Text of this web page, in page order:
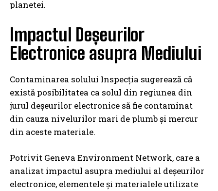
planetei.
Impactul Deșeurilor
Electronice asupra Mediului
Contaminarea solului Inspecția sugerează că
există posibilitatea ca solul din regiunea din
jurul deșeurilor electronice să fie contaminat
din cauza nivelurilor mari de plumb și mercur
din aceste materiale.
Potrivit Geneva Environment Network, care a
analizat impactul asupra mediului al deșeurilor
electronice, elementele și materialele utilizate